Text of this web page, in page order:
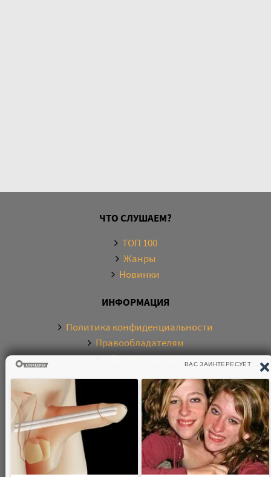
ЧТО СЛУШАЕМ?
ТОП 100
Жанры
Новинки
ИНФОРМАЦИЯ
Политика конфиденциальности
Правообладателям
Обратная связь
О САЙТЕ
Электронная библиотека аудиокниг. Более 20000
аудиокниг в хорошем качестве. Слушайте аудиокниги
бесплатно онлайн и без регистрации. По любым